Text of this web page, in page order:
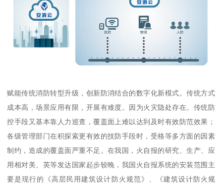
赋能传统消防转型升级，创新防消结合的数字化新模式。传统方式
成本高，场景应用有限，开展有难度。因为火灾隐处存在。传统防
控手段又基本靠人力巡查，覆盖面上难以达到及时有效防范效果；
各级管理部门在积探索更有效的技防手段时，受格等多方面的因素
制约，造成的覆盖面严重不足。在我国，火自报的研究、生产、应
用相对美、英等发达国家起步较晚，我国火自报系统的安装范围主
要是现行的《高层民用建筑设计防火规范》、《建筑设计防火规